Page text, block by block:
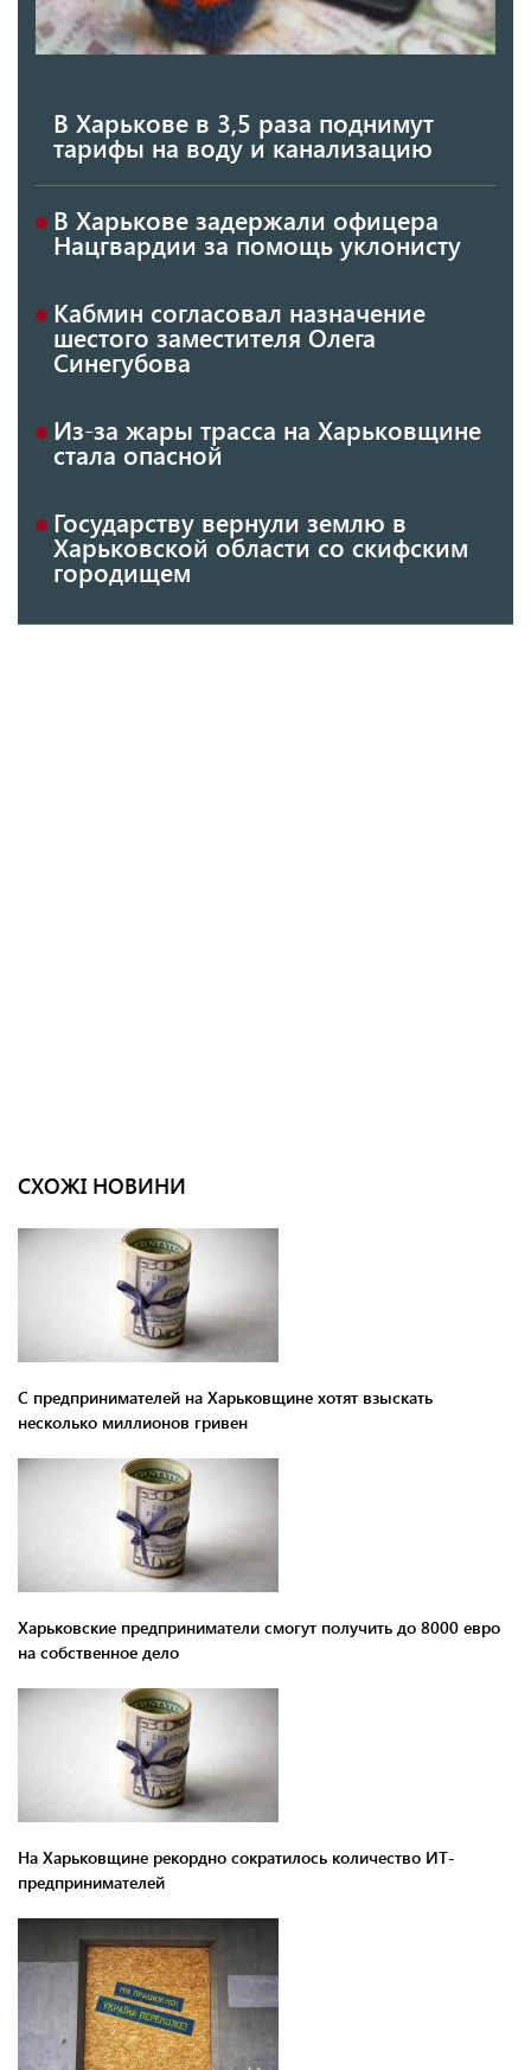
В Харькове в 3,5 раза поднимут
тарифы на воду и канализацию
В Харькове задержали офицера
Нацгвардии за помощь уклонисту
Кабмин согласовал назначение
шестого заместителя Олега
Синегубова
Из-за жары трасса на Харьковщине
стала опасной
Государству вернули землю в
Харьковской области со скифским
городищем
СХОЖІ НОВИНИ
С предпринимателей на Харьковщине хотят взыскать
несколько миллионов гривен
Харьковские предприниматели смогут получить до 8000 евро
на собственное дело
На Харьковщине рекордно сократилось количество ИТ-
предпринимателей